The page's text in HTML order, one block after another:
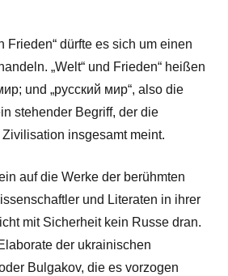
Frieden“ dürfte es sich um einen
„Welt“ und Frieden“ heißen
und „русский мир“, also die
stehender Begriff, der die
insgesamt meint.
auf die Werke der berühmten
und Literaten in ihrer
mit Sicherheit kein Russe dran.
der ukrainischen
Bulgakov, die es vorzogen